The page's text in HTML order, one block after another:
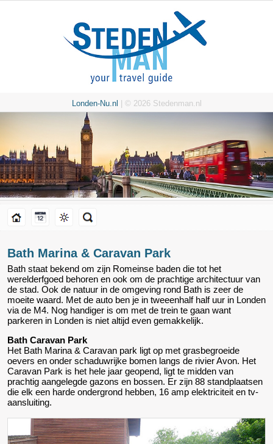
Londen-Nu.nl | © 2026 Stedenman.nl
Bath Marina & Caravan Park
Bath staat bekend om zijn Romeinse baden die tot het
werelderfgoed behoren en ook om de prachtige architectuur van
de stad. Ook de natuur in de omgeving rond Bath is zeer de
moeite waard. Met de auto ben je in tweeenhalf half uur in Londen
via de M4. Nog handiger is om met de trein te gaan want
parkeren in Londen is niet altijd even gemakkelijk.
Bath Caravan Park
Het Bath Marina & Caravan park ligt op met grasbegroeide
oevers en onder schaduwrijke bomen langs de rivier Avon. Het
Caravan Park is het hele jaar geopend, ligt te midden van
prachtig aangelegde gazons en bossen. Er zijn 88 standplaatsen
die elk een harde ondergrond hebben, 16 amp elektriciteit en tv-
aansluiting.